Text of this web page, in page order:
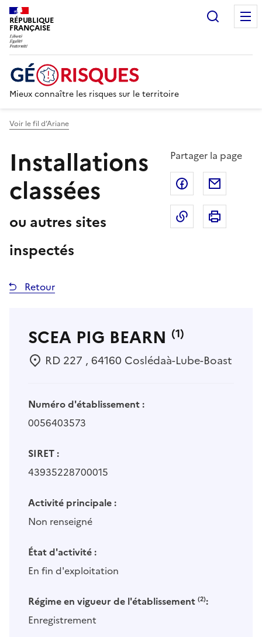
RÉPUBLIQUE
FRANÇAISE
Mieux connaître les risques sur le territoire
Voir le fil d’Ariane
Installations
classées
ou autres sites
inspectés
Partager la page
Partager sur
Copier dans
Retour
SCEA PIG BEARN (1)
RD 227 , 64160 Coslédaà-Lube-Boast
Numéro d'établissement :
0056403573
SIRET :
43935228700015
Activité principale :
Non renseigné
État d'activité :
En fin d'exploitation
Régime en vigueur de l'établissement (2):
Enregistrement